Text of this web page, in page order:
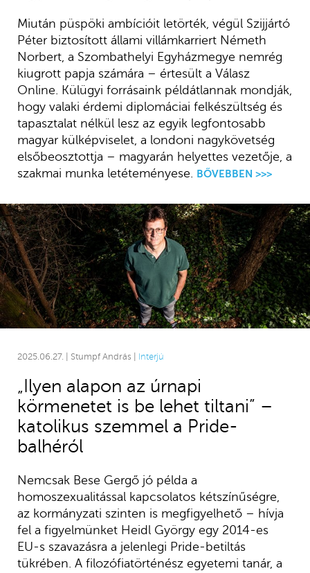
Miután püspöki ambícióit letörték, végül Szijjártó
Péter biztosított állami villámkarriert Németh
Norbert, a Szombathelyi Egyházmegye nemrég
kiugrott papja számára – értesült a Válasz
Online. Külügyi forrásaink példátlannak mondják,
hogy valaki érdemi diplomáciai felkészültség és
tapasztalat nélkül lesz az egyik legfontosabb
magyar külképviselet, a londoni nagykövetség
elsőbeosztottja – magyarán helyettes vezetője, a
szakmai munka letéteményese. BŐVEBBEN >>>
2025.06.27. | Stumpf András | Interjú
„Ilyen alapon az úrnapi
körmenetet is be lehet tiltani” –
katolikus szemmel a Pride-
balhéról
Nemcsak Bese Gergő jó példa a
homoszexualitással kapcsolatos kétszínűségre,
az kormányzati szinten is megfigyelhető – hívja
fel a figyelmünket Heidl György egy 2014-es
EU-s szavazásra a jelenlegi Pride-betiltás
tükrében. A filozófiatörténész egyetemi tanár, a